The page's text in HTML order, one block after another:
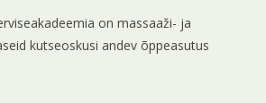
on massaaži- ja
kutseoskusi andev õppeasutus